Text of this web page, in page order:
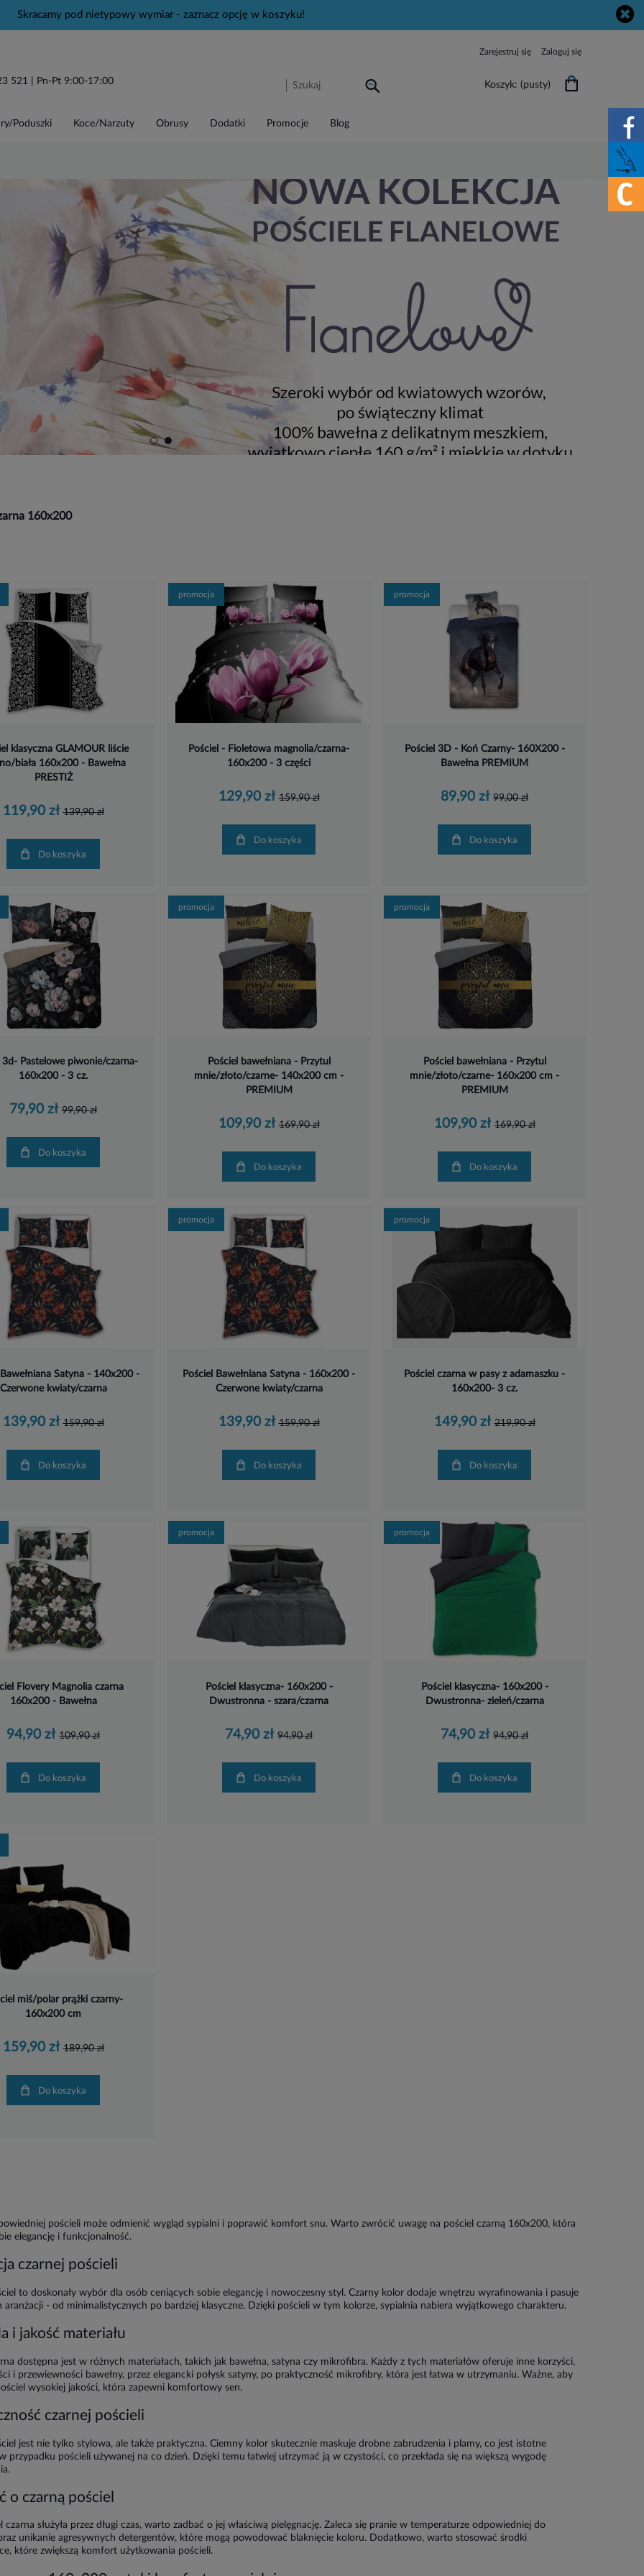
Skracamy pod nietypowy wymiar - zaznacz opcję w koszyku!
Zarejestruj się Zaloguj się
521 | Pn-Pt 9:00-17:00 Koszyk: (pusty)
Poduszki Koce/Narzuty Obrusy Dodatki Promocje Blog
160x200
klasyczna GLAMOUR liście
biała 160x200 - Bawełna
PRESTIŻ
119,90 zł 139,90 zł
Do koszyka
Pościel - Fioletowa magnolia/czarna-
160x200 - 3 części
129,90 zł 159,90 zł
Do koszyka
promocja
Pościel 3D - Koń Czarny- 160X200 -
Bawełna PREMIUM
89,90 zł 99,00 zł
Do koszyka
promocja
3d- Pastelowe piwonie/czarna-
160x200 - 3 cz.
79,90 zł 99,90 zł
Do koszyka
Pościel bawełniana - Przytul
mnie/złoto/czarne- 140x200 cm -
PREMIUM
109,90 zł 169,90 zł
Do koszyka
promocja
Pościel bawełniana - Przytul
mnie/złoto/czarne- 160x200 cm -
PREMIUM
109,90 zł 169,90 zł
Do koszyka
promocja
Bawełniana Satyna - 140x200 -
Czerwone kwiaty/czarna
139,90 zł 159,90 zł
Do koszyka
Pościel Bawełniana Satyna - 160x200 -
Czerwone kwiaty/czarna
139,90 zł 159,90 zł
Do koszyka
promocja
Pościel czarna w pasy z adamaszku -
160x200- 3 cz.
149,90 zł 219,90 zł
Do koszyka
promocja
Flovery Magnolia czarna
160x200 - Bawełna
94,90 zł 109,90 zł
Do koszyka
Pościel klasyczna- 160x200 -
Dwustronna - szara/czarna
74,90 zł 94,90 zł
Do koszyka
promocja
Pościel klasyczna- 160x200 -
Dwustronna- zieleń/czarna
74,90 zł 94,90 zł
Do koszyka
promocja
miś/polar prążki czarny-
160x200 cm
159,90 zł 189,90 zł
Do koszyka
pościeli może odmienić wygląd sypialni i poprawić komfort snu. Warto zwrócić uwagę na pościel czarną 160x200, która
elegancję i funkcjonalność.
czarnej pościeli
to doskonały wybór dla osób ceniących sobie elegancję i nowoczesny styl. Czarny kolor dodaje wnętrzu wyrafinowania i pasuje
aranżacji - od minimalistycznych po bardziej klasyczne. Dzięki pościeli w tym kolorze, sypialnia nabiera wyjątkowego charakteru.
i jakość materiału
dostępna jest w różnych materiałach, takich jak bawełna, satyna czy mikrofibra. Każdy z tych materiałów oferuje inne korzyści,
i przewiewności bawełny, przez elegancki połysk satyny, po praktyczność mikrofibry, która jest łatwa w utrzymaniu. Ważne, aby
wysokiej jakości, która zapewni komfortowy sen.
czarnej pościeli
jest nie tylko stylowa, ale także praktyczna. Ciemny kolor skutecznie maskuje drobne zabrudzenia i plamy, co jest istotne
w przypadku pościeli używanej na co dzień. Dzięki temu łatwiej utrzymać ją w czystości, co przekłada się na większą wygodę
o czarną pościel
czarna służyła przez długi czas, warto zadbać o jej właściwą pielęgnację. Zaleca się pranie w temperaturze odpowiedniej do
unikanie agresywnych detergentów, które mogą powodować blaknięcie koloru. Dodatkowo, warto stosować środki
które zwiększą komfort użytkowania pościeli.